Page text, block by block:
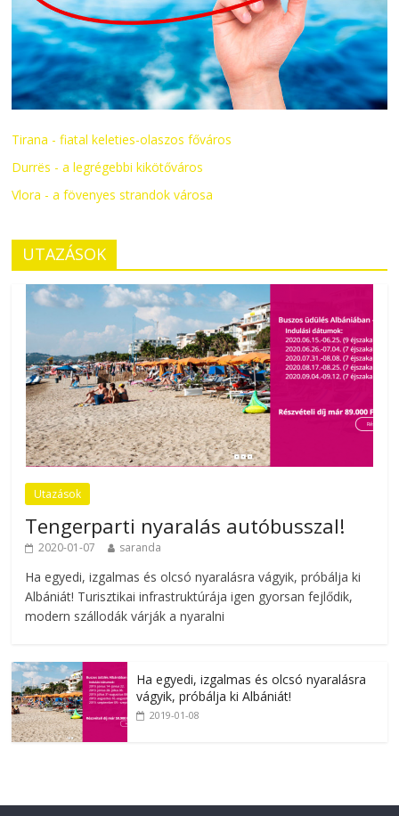
Tirana - fiatal keleties-olaszos főváros
Durrës - a legrégebbi kikötőváros
Vlora - a fövenyes strandok városa
UTAZÁSOK
Utazások
Tengerparti nyaralás autóbusszal!
2020-01-07 saranda
Ha egyedi, izgalmas és olcsó nyaralásra vágyik, próbálja ki
Albániát! Turisztikai infrastruktúrája igen gyorsan fejlődik,
modern szállodák várják a nyaralni
Ha egyedi, izgalmas és olcsó nyaralásra
vágyik, próbálja ki Albániát!
2019-01-08